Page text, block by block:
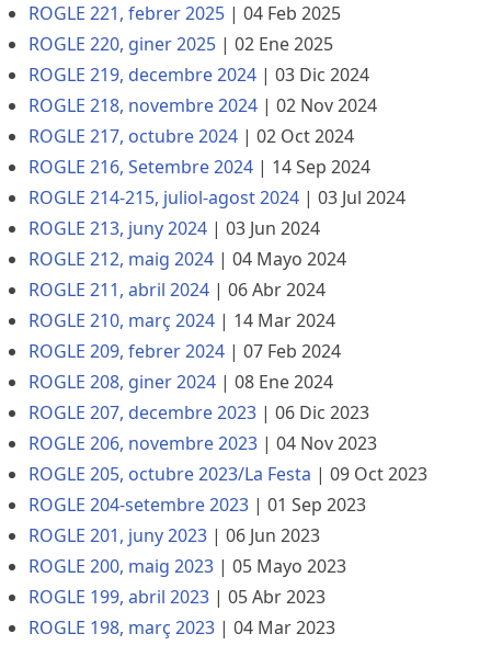
ROGLE 221, febrer 2025 | 04 Feb 2025
ROGLE 220, giner 2025 | 02 Ene 2025
ROGLE 219, decembre 2024 | 03 Dic 2024
ROGLE 218, novembre 2024 | 02 Nov 2024
ROGLE 217, octubre 2024 | 02 Oct 2024
ROGLE 216, Setembre 2024 | 14 Sep 2024
ROGLE 214-215, juliol-agost 2024 | 03 Jul 2024
ROGLE 213, juny 2024 | 03 Jun 2024
ROGLE 212, maig 2024 | 04 Mayo 2024
ROGLE 211, abril 2024 | 06 Abr 2024
ROGLE 210, març 2024 | 14 Mar 2024
ROGLE 209, febrer 2024 | 07 Feb 2024
ROGLE 208, giner 2024 | 08 Ene 2024
ROGLE 207, decembre 2023 | 06 Dic 2023
ROGLE 206, novembre 2023 | 04 Nov 2023
ROGLE 205, octubre 2023/La Festa | 09 Oct 2023
ROGLE 204-setembre 2023 | 01 Sep 2023
ROGLE 201, juny 2023 | 06 Jun 2023
ROGLE 200, maig 2023 | 05 Mayo 2023
ROGLE 199, abril 2023 | 05 Abr 2023
ROGLE 198, març 2023 | 04 Mar 2023